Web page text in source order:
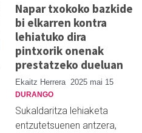
Napar txokoko bazkide
bi elkarren kontra
lehiatuko dira
pintxorik onenak
prestatzeko dueluan
Ekaitz Herrera 2025 mai 15
DURANGO
Sukaldaritza lehiaketa
entzutetsuenen antzera,